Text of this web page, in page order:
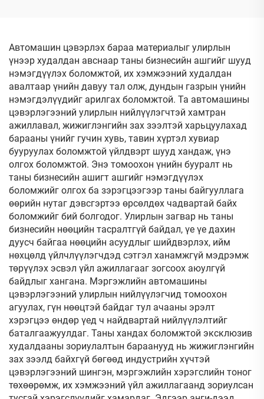
Автомашин цэвэрлэх бараа материалыг улирлын
үнээр худалдан авснаар таны бизнесийн ашгийг шууд
нэмэгдүүлэх боломжтой, их хэмжээний худалдан
авалтаар үнийн давуу тал олж, дундын газрын үнийн
нэмэгдэлүүдийг арилгах боломжтой. Та автомашины
цэвэрлэгээний улирлын нийлүүлэгчтэй хамтран
ажиллавал, жижиглэнгийн зах зээлтэй харьцуулахад
барааны үнийг гучин хувь, тавин хүртэл хувиар
бууруулах боломжтой үйлдвэрт шууд хандаж, үнэ
олгох боломжтой. Энэ томоохон үнийн бууралт нь
таны бизнесийн ашигт ашгийг нэмэгдүүлэх
боломжийг олгох ба зэрэгцээгээр таны байгууллага
өөрийн нутаг дэвсгэртээ өрсөлдөх чадвартай байх
боломжийг бий болгодог. Улирлын загвар нь таны
бизнесийн нөөцийн тасралтгүй байдал, үе үе дахин
дуусч байгаа нөөцийн асуудлыг шийдвэрлэх, ийм
нөхцөлд үйлчлүүлэгчдэд сэтгэл ханамжгүй мэдрэмж
төрүүлэх эсвэл үйл ажиллагааг зогсоох аюулгүй
байдлыг хангана. Мэргэжлийн автомашины
цэвэрлэгээний улирлын нийлүүлэгчид томоохон
агуулах, гүн нөөцтэй байдаг тул ачааны эрэлт
хэрэгцээ өндөр үед ч найдвартай нийлүүлэлтийг
баталгаажуулдаг. Таны хандах боломжтой эксклюзив
худалдааны зориулалтын бараанууд нь жижиглэнгийн
зах зээлд байхгүй бөгөөд индустрийн хүчтэй
цэвэрлэгээний шингэн, мэргэжлийн хэрэгслийн тоног
төхөөрөмж, их хэмжээний үйл ажиллагаанд зориулсан